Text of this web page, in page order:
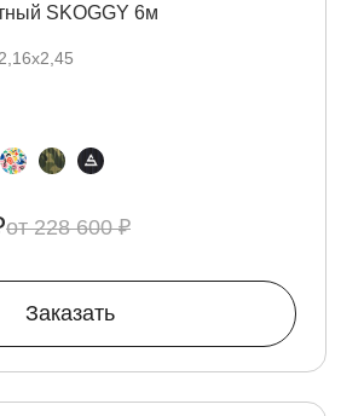
SKOGGY 6м
228 600 ₽
Заказать